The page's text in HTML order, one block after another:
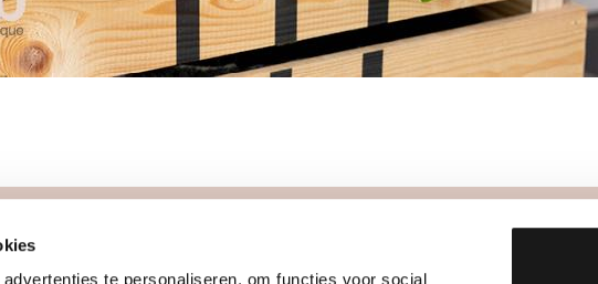
te personaliseren, om functies voor social